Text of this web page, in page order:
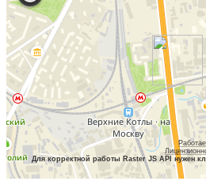
Для корректной работы Raster JS API нужен